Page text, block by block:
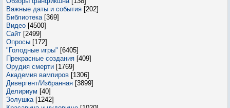
Важные даты и события [202]
Библиотека [369]
Видео [4500]
Сайт [2499]
Опросы [172]
"Голодные игры" [6405]
Прекрасные создания [409]
Орудия смерти [1769]
Академия вампиров [1306]
Дивергент/Избранная [3899]
Делириум [40]
Золушка [1242]